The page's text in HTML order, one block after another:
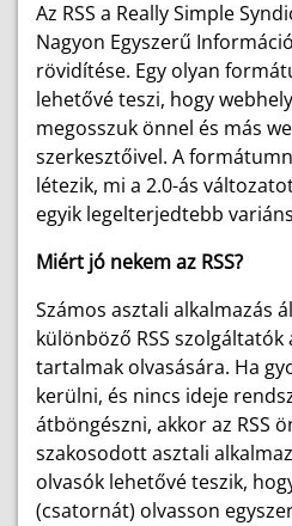
Az RSS a Really Simple
Nagyon Egyszerű
rövidítése. Egy olyan
lehetővé teszi, hogy
megosszuk önnel és más
szerkesztőivel. A
létezik, mi a 2.0-ás
egyik legelterjedtebb
Miért jó nekem az RSS?
Számos asztali alkalmazás
különböző RSS
tartalmak olvasására. Ha
kerülni, és nincs ideje
átböngészni, akkor az RSS
szakosodott asztali
olvasók lehetővé teszik,
(csatornát) olvasson